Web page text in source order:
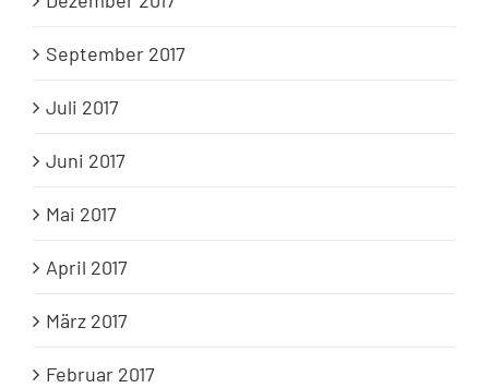
September 2017
Juli 2017
Juni 2017
Mai 2017
April 2017
März 2017
Februar 2017